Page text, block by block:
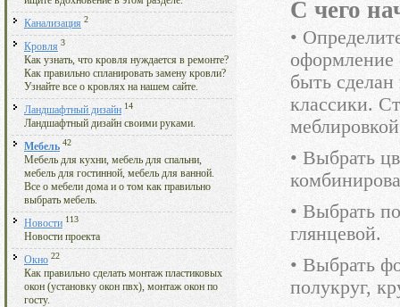
Канализация 2
Кровля 3
Как узнать, что кровля нуждается в ремонте?
Как правильно спланировать замену кровли?
Узнайте все о кровлях на нашем сайте.
Ландшафтный дизайн 14
Ландшафтный дизайн своими руками.
Мебель 42
Мебель для кухни, мебель для спальни,
мебель для гостинной, мебель для ванной.
Все о мебели дома и о том как правильно
выбрать мебель.
Новости 113
Новости проекта
Окно 22
Как правильно сделать монтаж пластиковых
окон (установку окон пвх), монтаж окон по
госту.
С чего
•
оформление
быть
классики.
• Выбрать
• Выбрать
глянцевой.
• Выбрать
полукруг,